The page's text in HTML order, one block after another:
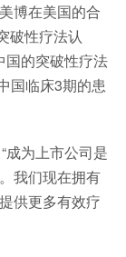
博在美国的合
破性疗法认
国的突破性疗法
国临床3期的患
成为上市公司是
我们现在拥有
供更多有效疗